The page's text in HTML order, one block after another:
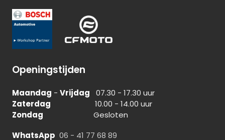
Openingstijden
Maandag - Vrijdag 07.30 - 17.30 uur
Zaterdag 10.00 - 14.00 uur
Zondag Gesloten
WhatsApp 06 - 41 77 68 89